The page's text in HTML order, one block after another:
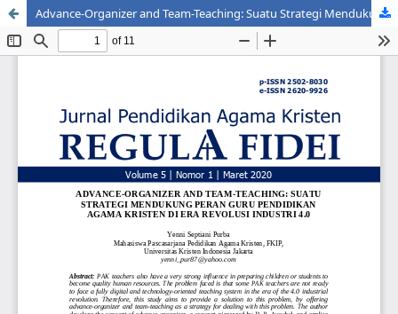
Advance-Organizer and Team-Teaching: Suatu Strategi Mendukung Peran Guru Pendidikan Agama Kristen di Era Revolusi Industri 4.0